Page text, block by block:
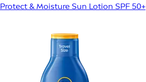
Protect & Moisture Sun Lotion SPF 50+